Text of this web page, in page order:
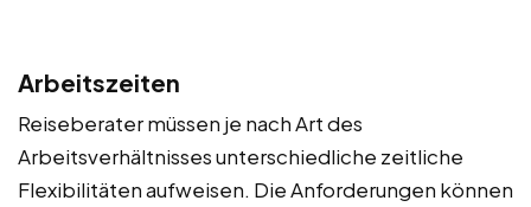
Arbeitszeiten
Reiseberater müssen je nach Art des
Arbeitsverhältnisses unterschiedliche zeitliche
Flexibilitäten aufweisen. Die Anforderungen können